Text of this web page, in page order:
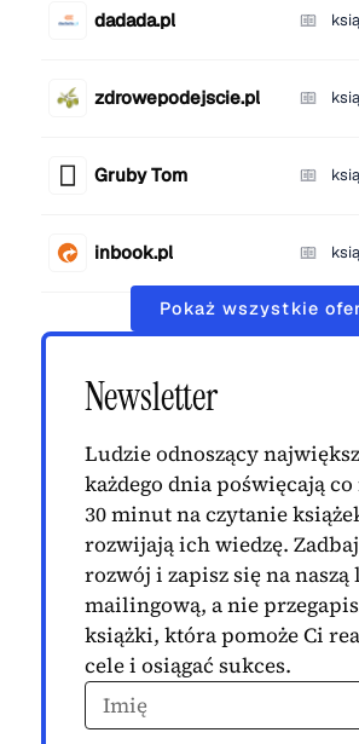
dadada.pl
zdrowepodejscie.pl
Gruby Tom
inbook.pl
Pokaż wszystkie
Newsletter
Ludzie odnoszący
każdego dnia poświęcają
30 minut na czytanie
rozwijają ich wiedzę.
rozwój i zapisz się na naszą
mailingową, a nie
książki, która pomoże Ci
cele i osiągać sukces.